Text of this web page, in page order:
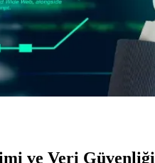
ve Veri Güvenliği